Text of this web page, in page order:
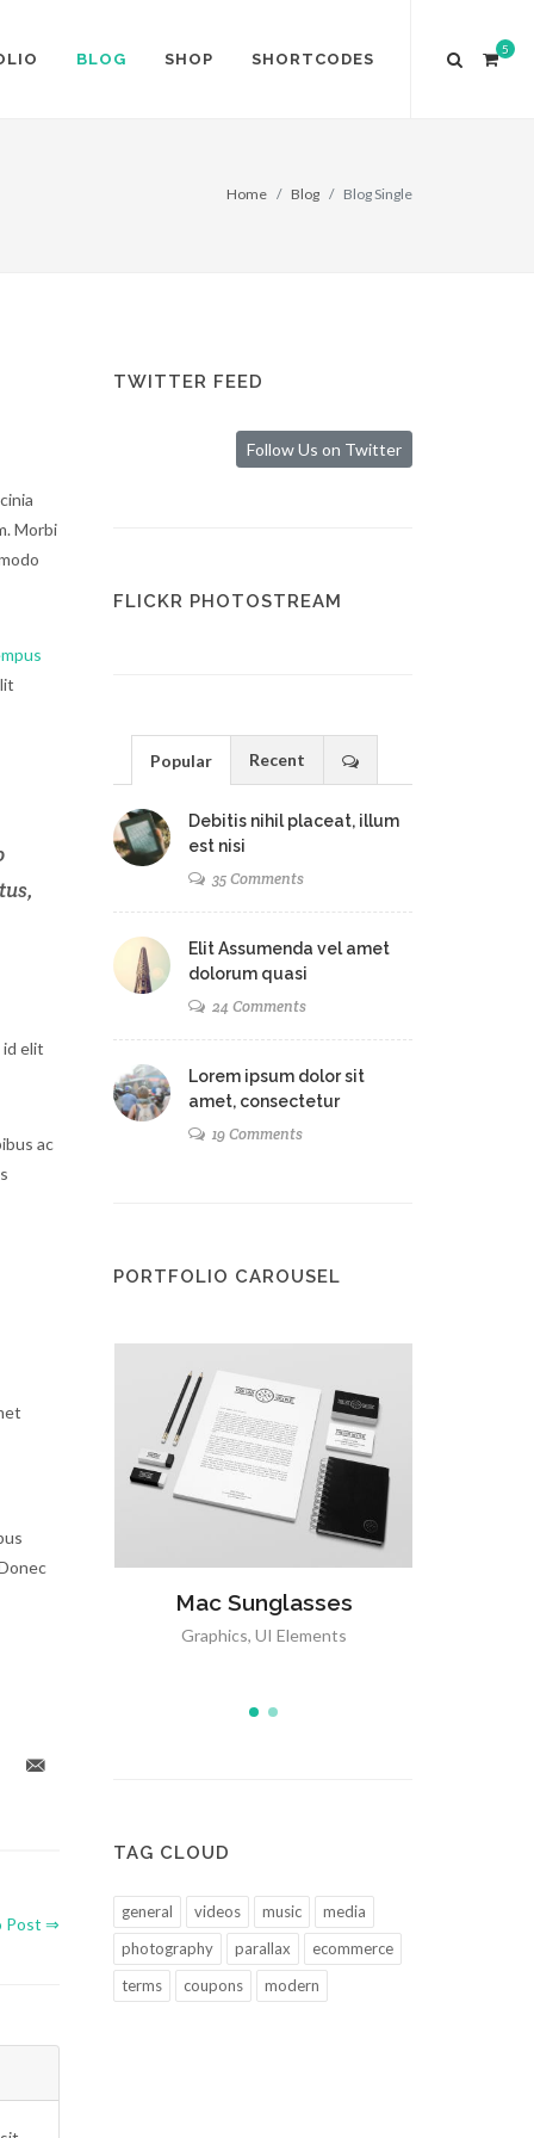
BLOG SHOP SHORTCODES
5
Home Blog Blog Single
Morbi
elit
ac
Post ⇒
TWITTER FEED
Follow Us on Twitter
FLICKR PHOTOSTREAM
Popular Recent
Debitis nihil placeat, illum
est nisi
35 Comments
Elit Assumenda vel amet
dolorum quasi
24 Comments
Lorem ipsum dolor sit
amet, consectetur
19 Comments
PORTFOLIO CAROUSEL
Open Imagination
Media,Icons
TAG CLOUD
general videos music
media
photography
parallax
ecommerce
terms
coupons modern